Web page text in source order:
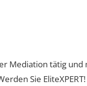
Mediation tätig
Sie